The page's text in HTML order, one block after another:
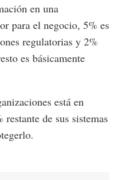
en una
para el negocio, 5% es
regulatorias y 2%
es básicamente
está en
de sus sistemas